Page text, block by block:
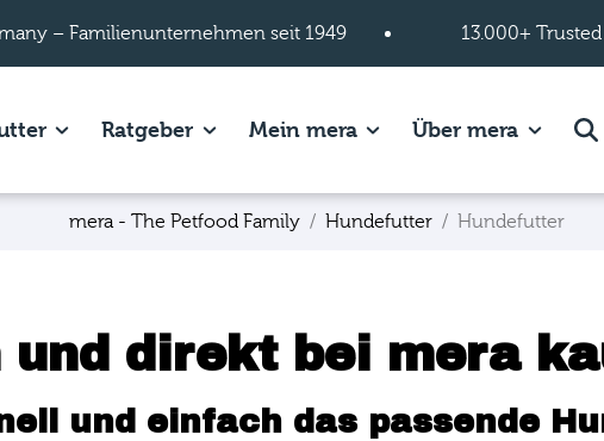
– Familienunternehmen seit 1949 13.000+
of Hundefutter page.
Show subpages of Katzenfutter page.
RatgeberShow subpages of Ratgeber page.
Mein meraShow subpages of Mein
Über meraShow
mera - The Petfood Family Hundefutter Hundefutter
direkt bei mera
und einfach das passende